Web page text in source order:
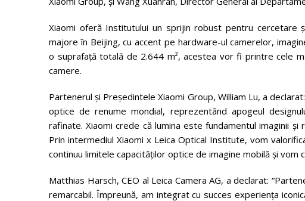
Xiaomi oferă Institutului un sprijin robust pentru
majore în Beijing, cu accent pe hardware-ul camerelor,
o suprafață totală de 2.644 m², acestea vor fi printre cele
camere.
Partenerul și Președintele Xiaomi Group, William Lu, a
optice de renume mondial, reprezentând apogeul
rafinate. Xiaomi crede că lumina este fundamentul imaginii
Prin intermediul Xiaomi x Leica Optical Institute, vom
continuu limitele capacităților optice de imagine mobilă și vom
Matthias Harsch, CEO al Leica Camera AG, a declarat:
remarcabil. Împreună, am integrat cu succes experiența